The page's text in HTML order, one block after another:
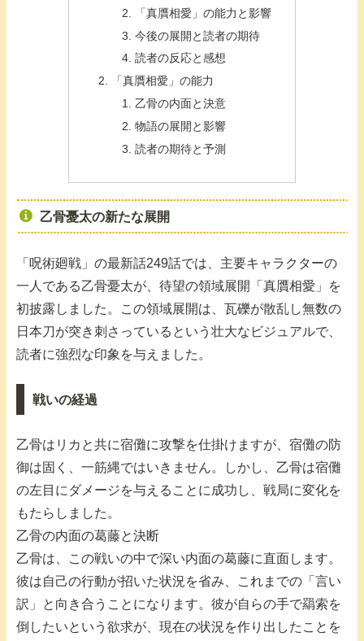
「真贋相愛」の能力と影響
今後の展開と読者の期待
読者の反応と感想
「真贋相愛」の能力
乙骨の内面と決意
物語の展開と影響
読者の期待と予測
乙骨憂太の新たな展開
「呪術廻戦」の最新話249話では、主要キャラクターの
一人である乙骨憂太が、待望の領域展開「真贋相愛」を
初披露しました。この領域展開は、瓦礫が散乱し無数の
日本刀が突き刺さっているという壮大なビジュアルで、
読者に強烈な印象を与えました。
戦いの経過
乙骨はリカと共に宿儺に攻撃を仕掛けますが、宿儺の防
御は固く、一筋縄ではいきません。しかし、乙骨は宿儺
の左目にダメージを与えることに成功し、戦局に変化を
もたらしました。
乙骨の内面の葛藤と決断
乙骨は、この戦いの中で深い内面の葛藤に直面します。
彼は自己の行動が招いた状況を省み、これまでの「言い
訳」と向き合うことになります。彼が自らの手で羂索を
倒したいという欲求が、現在の状況を作り出したことを